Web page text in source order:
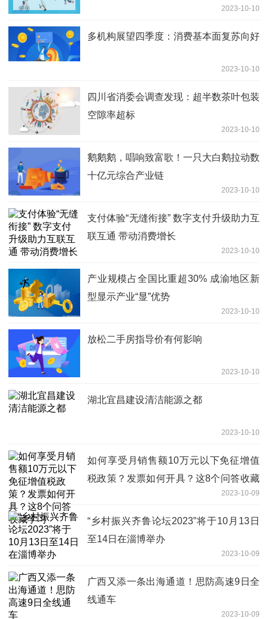
2023-10-10
多机构展望四季度：消费基本面复苏向好
2023-10-10
四川省消委会调查发现：超半数茶叶包装
空隙率超标
2023-10-10
鹅鹅鹅，唱响致富歌！一只大白鹅拉动数
十亿元综合产业链
2023-10-10
支付体验“无缝衔接” 数字支付升级助力互
联互通 带动消费增长
2023-10-10
产业规模占全国比重超30% 成渝地区新
型显示产业“显”优势
2023-10-10
放松二手房指导价有何影响
2023-10-10
湖北宜昌建设清洁能源之都
2023-10-10
如何享受月销售额10万元以下免征增值
税政策？发票如何开具？这8个问答收藏
2023-10-09
“乡村振兴齐鲁论坛2023”将于10月13日
至14日在淄博举办
2023-10-09
广西又添一条出海通道！思防高速9日全
线通车
2023-10-09